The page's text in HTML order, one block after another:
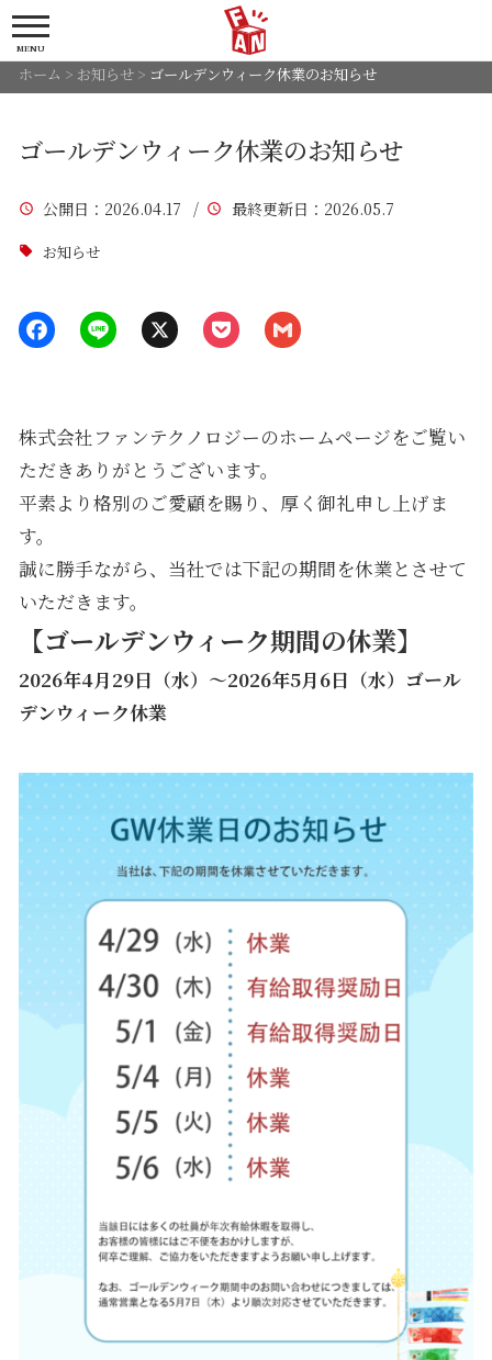
MENU
ホーム > お知らせ> ゴールデンウィーク休業のお知らせ
ゴールデンウィーク休業のお知らせ
公開日 ：2026.04.17 / 最終更新日 ：2026.05.7
お知らせ
株式会社ファンテクノロジーのホームページをご覧い
ただきありがとうございます。
平素より格別のご愛顧を賜り、厚く御礼申し上げま
す。
誠に勝手ながら、当社では下記の期間を休業とさせて
いただきます。
【ゴールデンウィーク期間の休業】
2026年4月29日（水）～2026年5月6日（水）ゴール
デンウィーク休業